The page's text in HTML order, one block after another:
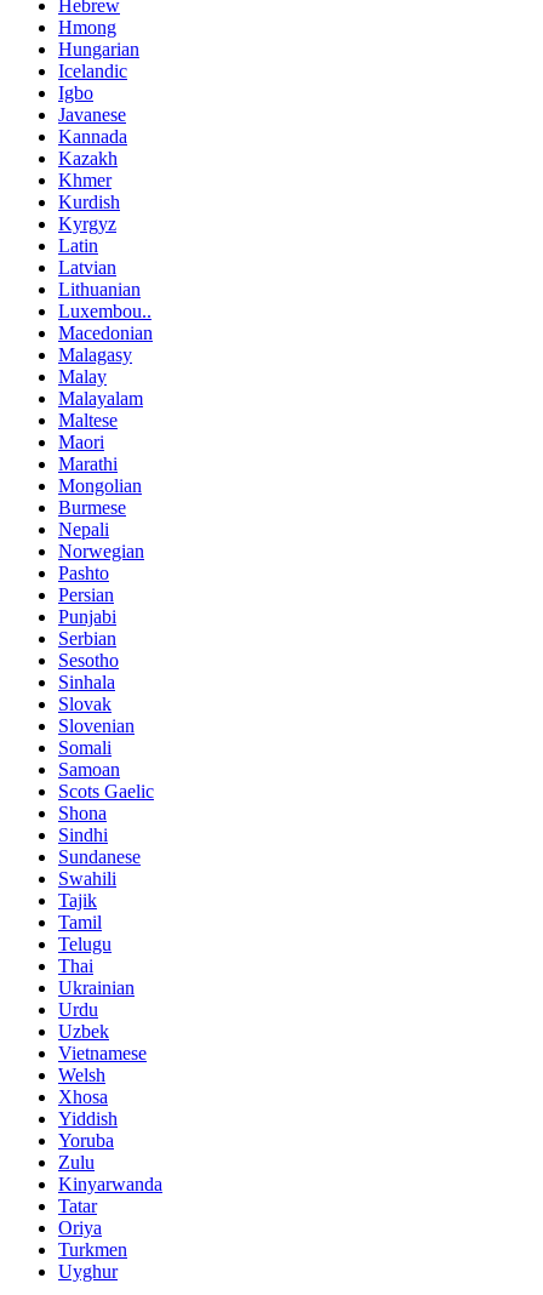
Hebrew
Hmong
Hungarian
Icelandic
Igbo
Javanese
Kannada
Kazakh
Khmer
Kurdish
Kyrgyz
Latin
Latvian
Lithuanian
Luxembou..
Macedonian
Malagasy
Malay
Malayalam
Maltese
Maori
Marathi
Mongolian
Burmese
Nepali
Norwegian
Pashto
Persian
Punjabi
Serbian
Sesotho
Sinhala
Slovak
Slovenian
Somali
Samoan
Scots Gaelic
Shona
Sindhi
Sundanese
Swahili
Tajik
Tamil
Telugu
Thai
Ukrainian
Urdu
Uzbek
Vietnamese
Welsh
Xhosa
Yiddish
Yoruba
Zulu
Kinyarwanda
Tatar
Oriya
Turkmen
Uyghur